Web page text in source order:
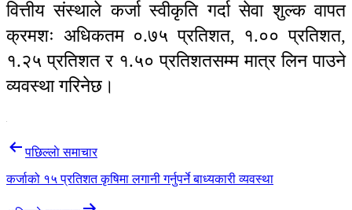
वित्तीय संस्थाले कर्जा स्वीकृति गर्दा सेवा शुल्क वापत
क्रमशः अधिकतम ०.७५ प्रतिशत, १.०० प्रतिशत,
१.२५ प्रतिशत र १.५० प्रतिशतसम्म मात्र लिन पाउने
व्यवस्था गरिनेछ।
Post
navigation
पछिल्लाे समाचार
कर्जाको १५ प्रतिशत कृषिमा लगानी गर्नुपर्ने बाध्यकारी व्यवस्था